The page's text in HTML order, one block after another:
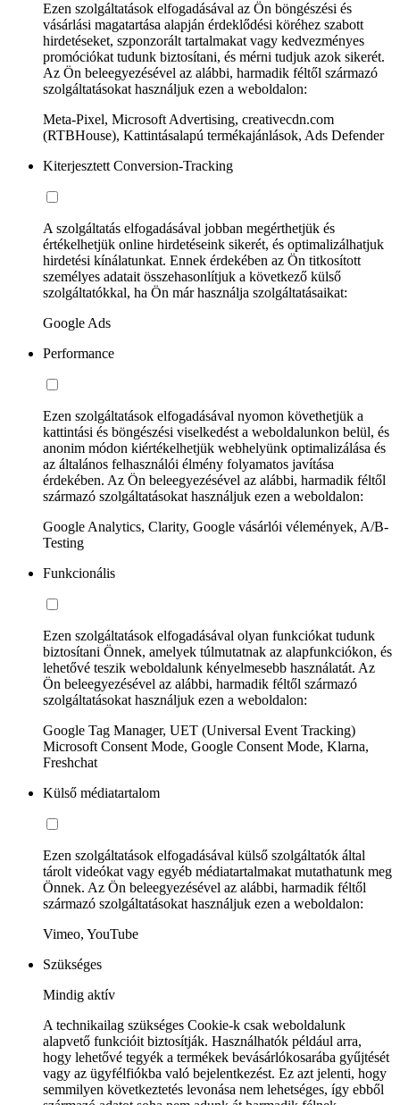
Ezen szolgáltatások elfogadásával az Ön böngészési és
vásárlási magatartása alapján érdeklődési köréhez szabott
hirdetéseket, szponzorált tartalmakat vagy kedvezményes
promóciókat tudunk biztosítani, és mérni tudjuk azok sikerét.
Az Ön beleegyezésével az alábbi, harmadik féltől származó
szolgáltatásokat használjuk ezen a weboldalon:
Meta-Pixel, Microsoft Advertising, creativecdn.com
(RTBHouse), Kattintásalapú termékajánlások, Ads Defender
Kiterjesztett Conversion-Tracking
A szolgáltatás elfogadásával jobban megérthetjük és
értékelhetjük online hirdetéseink sikerét, és optimalizálhatjuk
hirdetési kínálatunkat. Ennek érdekében az Ön titkosított
személyes adatait összehasonlítjuk a következő külső
szolgáltatókkal, ha Ön már használja szolgáltatásaikat:
Google Ads
Performance
Ezen szolgáltatások elfogadásával nyomon követhetjük a
kattintási és böngészési viselkedést a weboldalunkon belül, és
anonim módon kiértékelhetjük webhelyünk optimalizálása és
az általános felhasználói élmény folyamatos javítása
érdekében. Az Ön beleegyezésével az alábbi, harmadik féltől
származó szolgáltatásokat használjuk ezen a weboldalon:
Google Analytics, Clarity, Google vásárlói vélemények, A/B-
Testing
Funkcionális
Ezen szolgáltatások elfogadásával olyan funkciókat tudunk
biztosítani Önnek, amelyek túlmutatnak az alapfunkciókon, és
lehetővé teszik weboldalunk kényelmesebb használatát. Az
Ön beleegyezésével az alábbi, harmadik féltől származó
szolgáltatásokat használjuk ezen a weboldalon:
Google Tag Manager, UET (Universal Event Tracking)
Microsoft Consent Mode, Google Consent Mode, Klarna,
Freshchat
Külső médiatartalom
Ezen szolgáltatások elfogadásával külső szolgáltatók által
tárolt videókat vagy egyéb médiatartalmakat mutathatunk meg
Önnek. Az Ön beleegyezésével az alábbi, harmadik féltől
származó szolgáltatásokat használjuk ezen a weboldalon:
Vimeo, YouTube
Szükséges
Mindig aktív
A technikailag szükséges Cookie-k csak weboldalunk
alapvető funkcióit biztosítják. Használhatók például arra,
hogy lehetővé tegyék a termékek bevásárlókosarába gyűjtését
vagy az ügyfélfiókba való bejelentkezést. Ez azt jelenti, hogy
semmilyen következtetés levonása nem lehetséges, így ebből